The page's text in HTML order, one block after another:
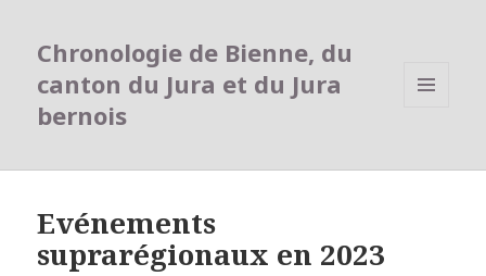
Chronologie de Bienne, du
canton du Jura et du Jura
bernois
Evénements
suprarégionaux en 2023